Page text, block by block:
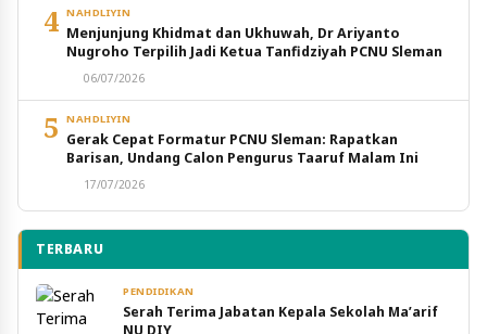
4 NAHDLIYIN
Menjunjung Khidmat dan Ukhuwah, Dr Ariyanto
Nugroho Terpilih Jadi Ketua Tanfidziyah PCNU Sleman
06/07/2026
5 NAHDLIYIN
Gerak Cepat Formatur PCNU Sleman: Rapatkan
Barisan, Undang Calon Pengurus Taaruf Malam Ini
17/07/2026
TERBARU
PENDIDIKAN
Serah Terima Jabatan Kepala Sekolah Ma’arif